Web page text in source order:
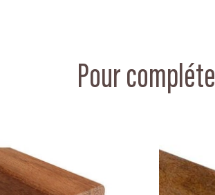
Pour